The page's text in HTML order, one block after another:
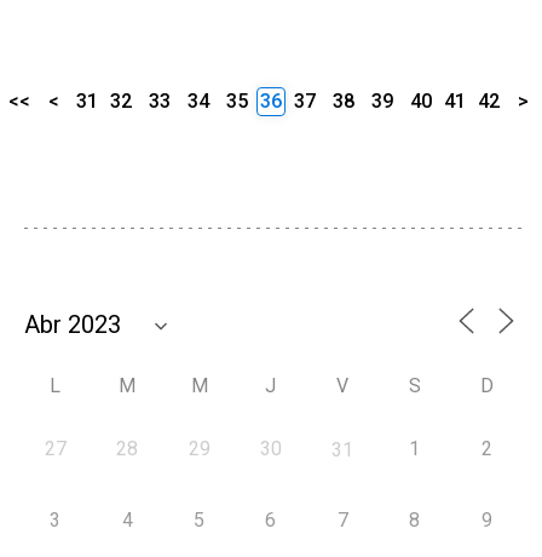
<< < 31 32 33 34 35 36 37 38 39 40 41 42 >
L M M J V S D
27 28 29 30 31 1 2
3 4 5 6 7 8 9